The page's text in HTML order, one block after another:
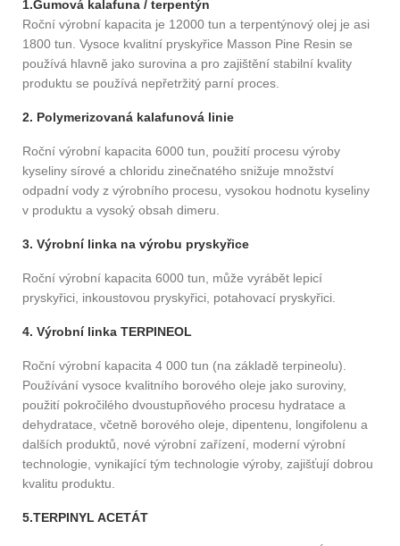
1.Gumová kalafuna / terpentýn
Roční výrobní kapacita je 12000 tun a terpentýnový olej je asi
1800 tun. Vysoce kvalitní pryskyřice Masson Pine Resin se
používá hlavně jako surovina a pro zajištění stabilní kvality
produktu se používá nepřetržitý parní proces.
2. Polymerizovaná kalafunová linie
Roční výrobní kapacita 6000 tun, použití procesu výroby
kyseliny sírové a chloridu zinečnatého snižuje množství
odpadní vody z výrobního procesu, vysokou hodnotu kyseliny
v produktu a vysoký obsah dimeru.
3. Výrobní linka na výrobu pryskyřice
Roční výrobní kapacita 6000 tun, může vyrábět lepicí
pryskyřici, inkoustovou pryskyřici, potahovací pryskyřici.
4. Výrobní linka TERPINEOL
Roční výrobní kapacita 4 000 tun (na základě terpineolu).
Používání vysoce kvalitního borového oleje jako suroviny,
použití pokročilého dvoustupňového procesu hydratace a
dehydratace, včetně borového oleje, dipentenu, longifolenu a
dalších produktů, nové výrobní zařízení, moderní výrobní
technologie, vynikající tým technologie výroby, zajišťují dobrou
kvalitu produktu.
5.TERPINYL ACETÁT